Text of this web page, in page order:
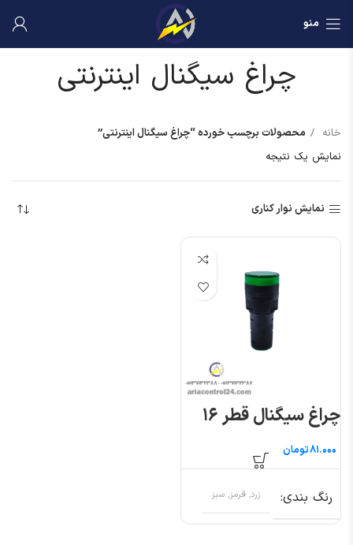
منو
چراغ سیگنال اینترنتی
خانه
محصولات برچسب خورده “چراغ سیگنال اینترنتی”
نمایش یک نتیجه
نمایش نوار کناری
چراغ سیگنال قطر ۱۶
تومان
رنگ بندی زرد, قرمز, سبز